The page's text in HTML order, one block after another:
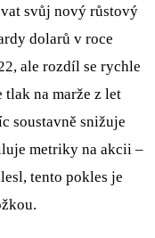
svůj nový růstový
dolarů v roce
ale rozdíl se rychle
tlak na marže z let
soustavně snižuje
metriky na akcii –
tento pokles je